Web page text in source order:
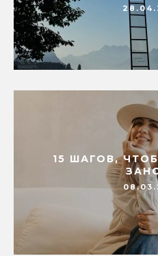
15 ШАГОВ,